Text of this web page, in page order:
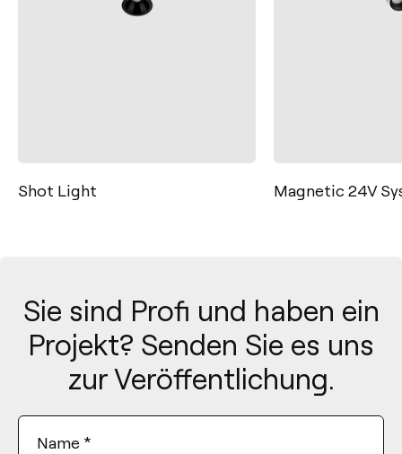
Shot Light Magnetic 24V
Sie sind Profi und haben ein
Projekt? Senden Sie es uns
zur Veröffentlichung.
Name *